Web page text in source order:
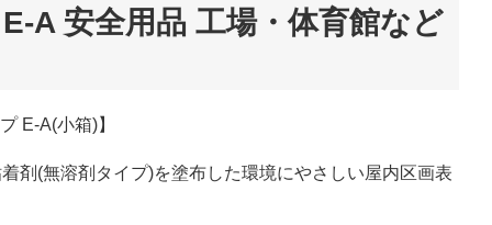
A 安全用品 工場・体育館など
E-A(小箱)】
剤(無溶剤タイプ)を塗布した環境にやさしい屋内区画表